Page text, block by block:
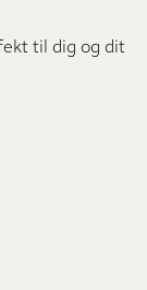
til dig og dit